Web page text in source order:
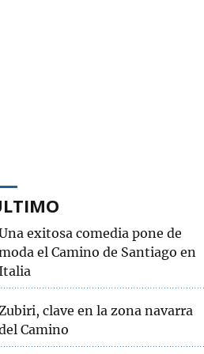
exitosa comedia pone de
el Camino de Santiago en
clave en la zona navarra
Camino